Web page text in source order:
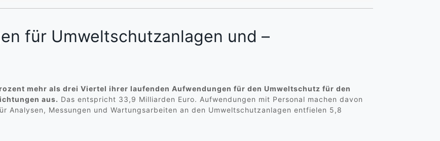
für Umweltschutzanlagen und –
mehr als drei Viertel ihrer laufenden Aufwendungen für den Umweltschutz für den
aus. Das entspricht 33,9 Milliarden Euro. Aufwendungen mit Personal machen davon
Analysen, Messungen und Wartungsarbeiten an den Umweltschutzanlagen entfielen 5,8